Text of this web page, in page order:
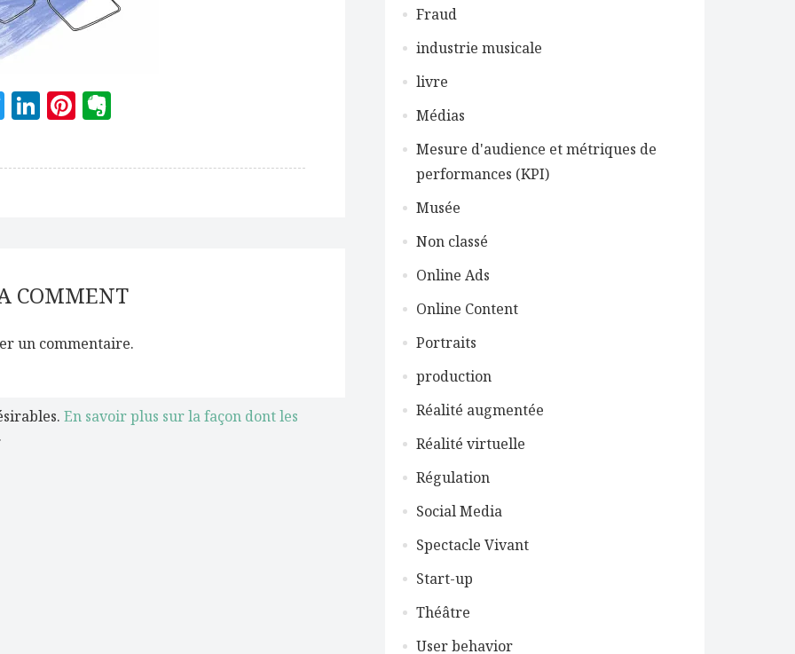
Twitter
LinkedIn
Pinterest
COMMENT
un commentaire.
En savoir plus sur la façon dont les
Fraud
industrie musicale
livre
Médias
Mesure d'audience et métriques de
performances (KPI)
Musée
Non classé
Online Ads
Online Content
Portraits
production
Réalité augmentée
Réalité virtuelle
Régulation
Social Media
Spectacle Vivant
Start-up
Théâtre
User behavior